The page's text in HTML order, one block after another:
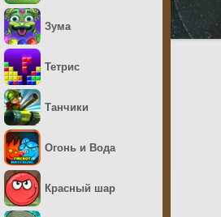
Зума
Тетрис
Танчики
Огонь и Вода
Красный шар